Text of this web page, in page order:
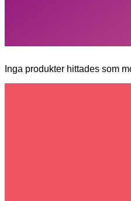
Inga produkter hittades som